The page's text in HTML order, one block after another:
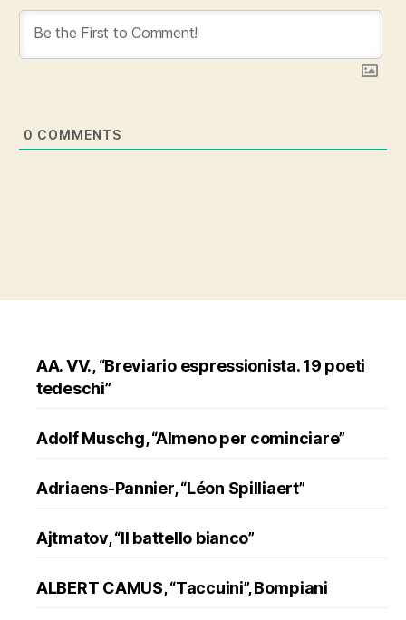
0 COMMENTS
AA. VV., “Breviario espressionista. 19 poeti
tedeschi”
Adolf Muschg, “Almeno per cominciare”
Adriaens-Pannier, “Léon Spilliaert”
Ajtmatov, “Il battello bianco”
ALBERT CAMUS, “Taccuini”, Bompiani